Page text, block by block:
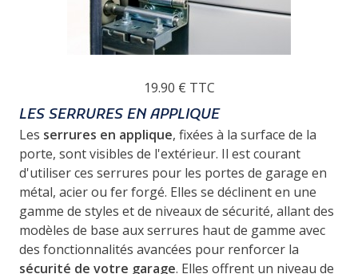
19.90 € TTC
LES SERRURES EN APPLIQUE
Les serrures en applique, fixées à la surface de la
porte, sont visibles de l'extérieur. Il est courant
d'utiliser ces serrures pour les portes de garage en
métal, acier ou fer forgé. Elles se déclinent en une
gamme de styles et de niveaux de sécurité, allant des
modèles de base aux serrures haut de gamme avec
des fonctionnalités avancées pour renforcer la
sécurité de votre garage. Elles offrent un niveau de